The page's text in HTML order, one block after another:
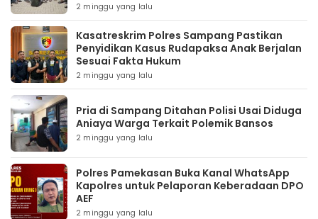
2 minggu yang lalu
Kasatreskrim Polres Sampang Pastikan
Penyidikan Kasus Rudapaksa Anak Berjalan
Sesuai Fakta Hukum
2 minggu yang lalu
Pria di Sampang Ditahan Polisi Usai Diduga
Aniaya Warga Terkait Polemik Bansos
2 minggu yang lalu
Polres Pamekasan Buka Kanal WhatsApp
Kapolres untuk Pelaporan Keberadaan DPO
AEF
2 minggu yang lalu